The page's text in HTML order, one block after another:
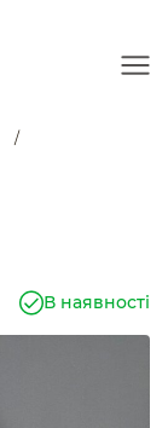
/
В наявності